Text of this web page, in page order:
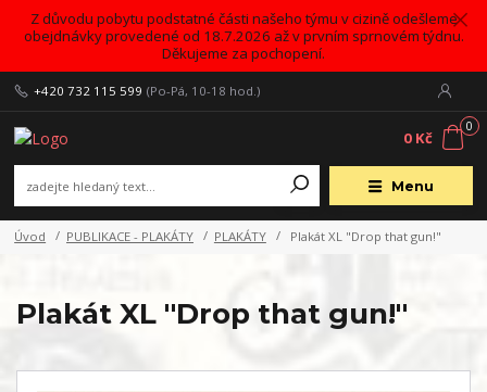
Z důvodu pobytu podstatné části našeho týmu v cizině odešleme
obejdnávky provedené od 18.7.2026 až v prvním sprnovém týdnu.
Děkujeme za pochopení.
Menu
+420 732 115 599 (Po-Pá, 10-18 hod.)
0
0 Kč
Úvod PUBLIKACE - PLAKÁTY PLAKÁTY Plakát XL "Drop that gun!"
Plakát XL "Drop that gun!"